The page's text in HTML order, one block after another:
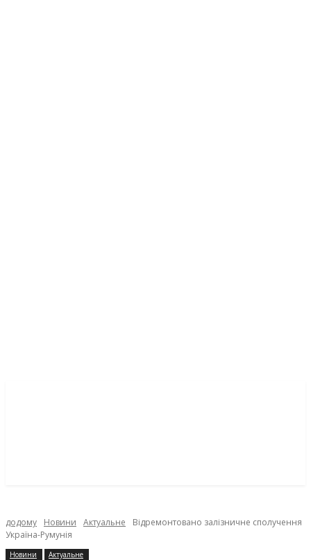
додому Новини Актуальне
Відремонтовано залізничне сполучення
Україна-Румунія
Новини Актуальне